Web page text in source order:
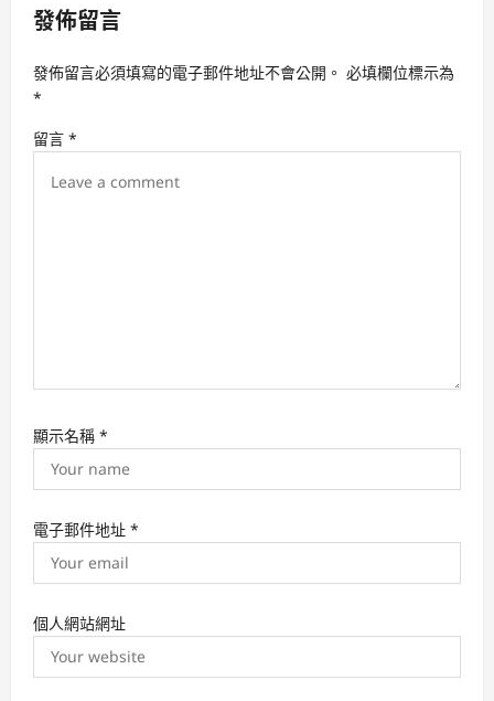
i
a
t
i
發佈留言
發佈留言必須填寫的電子郵件地址不會公開。 必填欄位標示為
*
留言 *
顯示名稱 *
電子郵件地址 *
個人網站網址